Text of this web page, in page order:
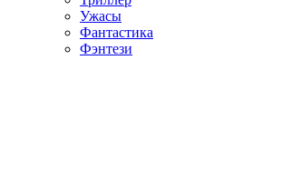
Ужасы
Фантастика
Фэнтези